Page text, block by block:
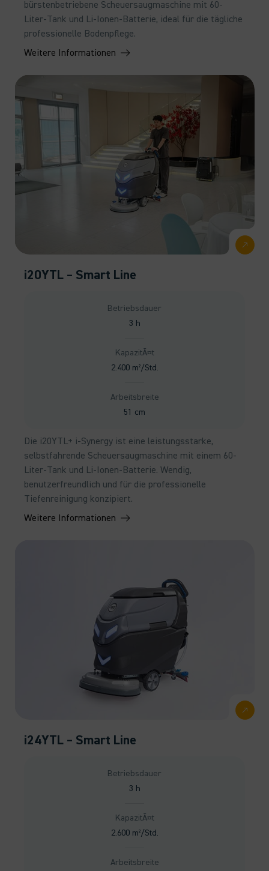
bürstenbetriebene Scheuersaugmaschine mit 60-
Liter-Tank und Li-Ionen-Batterie, ideal für die tägliche
professionelle Bodenpflege.
Weitere Informationen
i20YTL – Smart Line
Betriebsdauer
3 h
KapazitÃ¤t
2.400 m²/Std.
Arbeitsbreite
51 cm
Die i20YTL+ i-Synergy ist eine leistungsstarke,
selbstfahrende Scheuersaugmaschine mit einem 60-
Liter-Tank und Li-Ionen-Batterie. Wendig,
benutzerfreundlich und für die professionelle
Tiefenreinigung konzipiert.
Weitere Informationen
i24YTL – Smart Line
Betriebsdauer
3 h
KapazitÃ¤t
2.600 m²/Std.
Arbeitsbreite